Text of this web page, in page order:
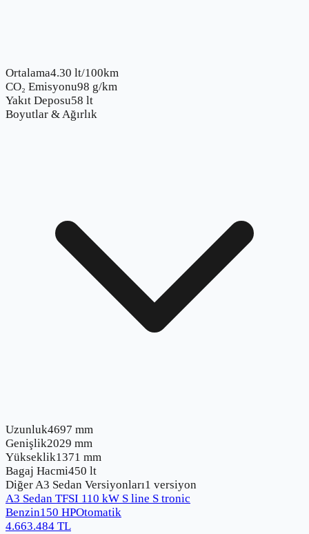
Ortalama4.30 lt/100km
CO₂ Emisyonu98 g/km
Yakıt Deposu58 lt
Boyutlar & Ağırlık
Uzunluk4697 mm
Genişlik2029 mm
Yükseklik1371 mm
Bagaj Hacmi450 lt
DiğerA3 Sedan Versiyonları1 versiyon
A3 Sedan TFSI 110 kW S line S tronic
Benzin150 HPOtomatik
4.663.484 TL